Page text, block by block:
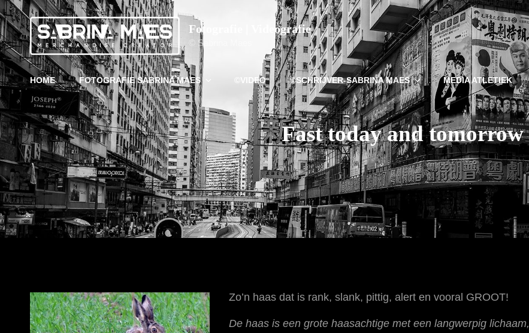
Fotografie | Videografie
© Sabrina Maes
HOME FOTOGRAFIE SABRINA MAES ©VIDEO ©SCHRIJVER-SABRINA MAES MEDIA ATLETIEK
Fast today and tomorrow
Zo’n haas dat is rank, slank, pittig, alert en vooral GROOT!
De haas is een grote haasachtige met een langwerpig lichaam,